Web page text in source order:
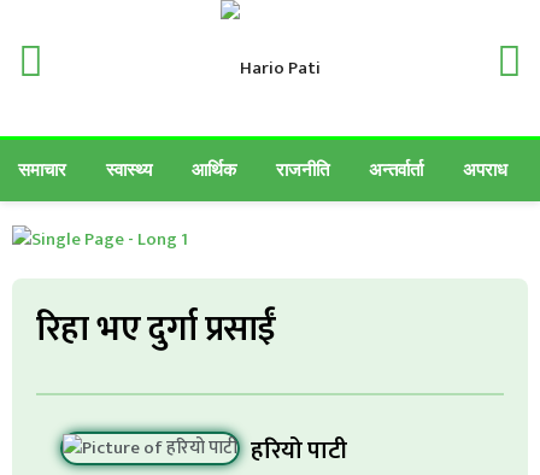
समाचार स्वास्थ्य आर्थिक राजनीति अन्तर्वार्ता अपराध
रिहा भए दुर्गा प्रसाईं
हरियो पाटी